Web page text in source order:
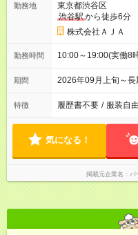
勤務地
東京都渋谷区
渋谷駅から徒歩6分
株式会社ＡＪＡ
勤務時間 10:00～19:00(実働
期間 2026年09月上旬～
特徴 履歴書不要 / 服装自由
気になる！
掲載元企業名 パ